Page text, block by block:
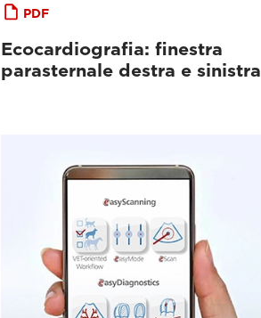
PDF
Ecocardiografia: finestra
parasternale destra e sinistra